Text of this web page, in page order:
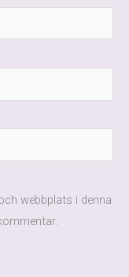
webbplats i denna